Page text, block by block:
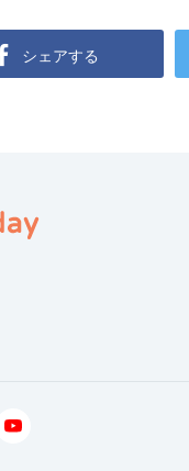
シェアする